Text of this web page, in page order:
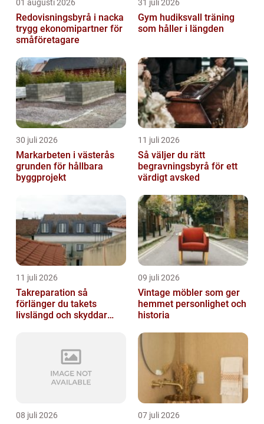
01 augusti 2026
Redovisningsbyrå i nacka
trygg ekonomipartner för
småföretagare
31 juli 2026
Gym hudiksvall träning
som håller i längden
30 juli 2026
Markarbeten i västerås
grunden för hållbara
byggprojekt
11 juli 2026
Så väljer du rätt
begravningsbyrå för ett
värdigt avsked
11 juli 2026
Takreparation så
förlänger du takets
livslängd och skyddar
09 juli 2026
Vintage möbler som ger
hemmet personlighet och
historia
08 juli 2026 07 juli 2026